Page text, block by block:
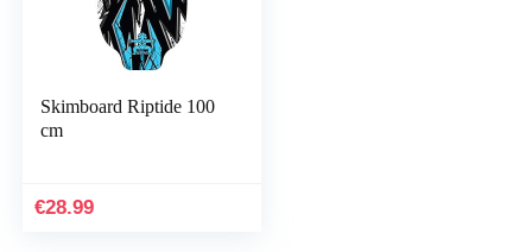
Skimboard Riptide 100
cm
€28.99